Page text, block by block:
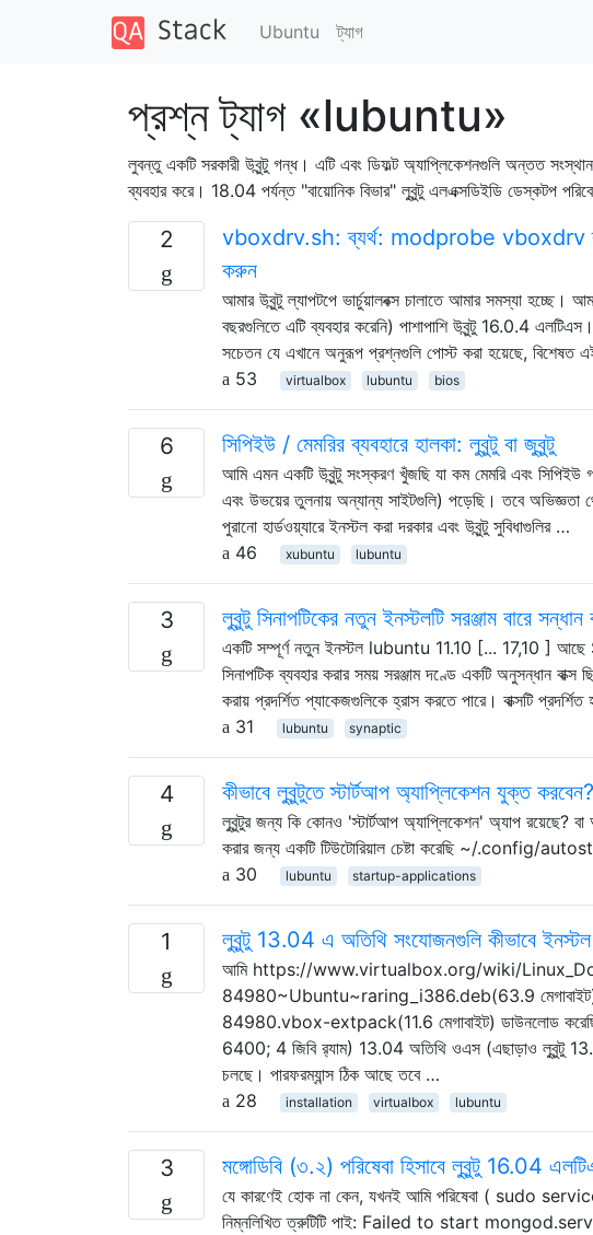
Ubuntu ট্যাগ
প্রশ্ন ট্যাগ «lubuntu»
লুবন্তু একটি সরকারী উবুন্টু গন্ধ। এটি এবং ডিফল্ট অ্যাপ্লিকেশনগুলি অন্তত
ব্যবহার করে। 18.04 পর্যন্ত "বায়োনিক বিভার" লুবুন্টু এলএক্সডিইডি ডেস্কটপ
2
vboxdrv.sh: ব্যর্থ: modprobe vboxdrv
করুন
আমার উবুন্টু ল্যাপটপে ভার্চুয়ালবক্স চালাতে আমার সমস্যা
বছরগুলিতে এটি ব্যবহার করেনি) পাশাপাশি উবুন্টু 16.0.4
সচেতন যে এখানে অনুরূপ প্রশ্নগুলি পোস্ট করা হয়েছে, বিশেষত
53
virtualbox lubuntu bios
6 সিপিইউ / মেমরির ব্যবহারে হালকা: লুবুন্টু বা জুবুন্টু
আমি এমন একটি উবুন্টু সংস্করণ খুঁজছি যা কম মেমরি এবং
এবং উভয়ের তুলনায় অন্যান্য সাইটগুলি) পড়েছি। তবে অভিজ্ঞতা
পুরানো হার্ডওয়্যারে ইনস্টল করা দরকার এবং উবুন্টু সুবিধাগুলির …
46
xubuntu lubuntu
3 লুবুন্টু সিনাপটিকের নতুন ইনস্টলটি সরঞ্জাম বারে
একটি সম্পূর্ণ নতুন ইনস্টল lubuntu 11.10 [... 17,10 ]
সিনাপটিক ব্যবহার করার সময় সরঞ্জাম দণ্ডে একটি অনুসন্ধান বাক্স
করায় প্রদর্শিত প্যাকেজগুলিকে হ্রাস করতে পারে। বাক্সটি
31
lubuntu synaptic
4 কীভাবে লুবুন্টুতে স্টার্টআপ অ্যাপ্লিকেশন যুক্ত করবেন?
লুবুন্টুর জন্য কি কোনও 'স্টার্টআপ অ্যাপ্লিকেশন' অ্যাপ রয়েছে?
করার জন্য একটি টিউটোরিয়াল চেষ্টা করেছি ~/.config/
30
lubuntu startup-applications
1 লুবুন্টু 13.04 এ অতিথি সংযোজনগুলি কীভাবে
আমি https://www.virtualbox.org/wiki/
84980~Ubuntu~raring_i386.deb(63.9
84980.vbox-extpack(11.6 মেগাবাইট) ডাউনলোড করেছি
6400; 4 জিবি র‌্যাম) 13.04 অতিথি ওএস (এছাড়াও লুবুন্টু
চলছে। পারফরম্যান্স ঠিক আছে তবে …
28
installation virtualbox lubuntu
3 মঙ্গোডিবি (৩.২) পরিষেবা হিসাবে লুবুন্টু 16.04
যে কারণেই হোক না কেন, যখনই আমি পরিষেবা ( sudo
নিম্নলিখিত ত্রুটিটি পাই: Failed to start